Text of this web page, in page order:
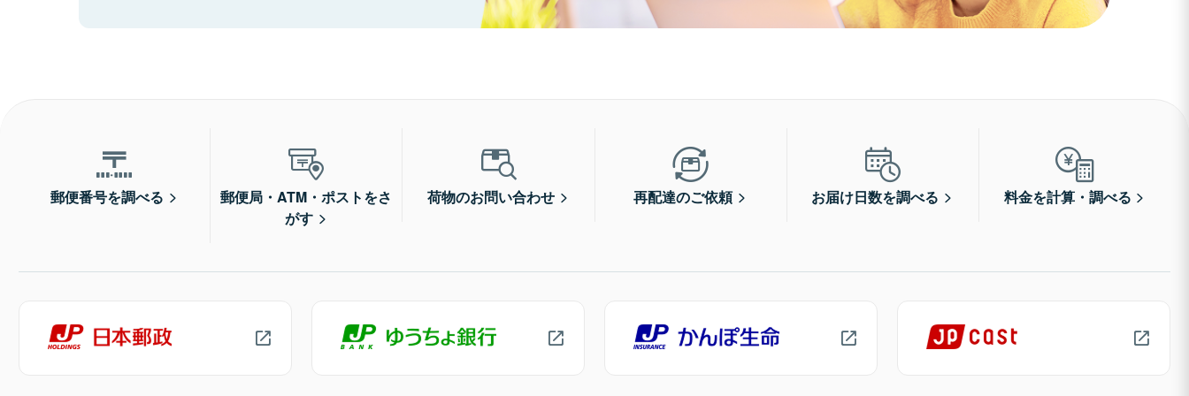
郵便番号を調べる
郵便局・ATM・ポストをさ
がす
荷物のお問い合わせ 再配達のご依頼 お届け日数を調べる 料金を計算・調べる